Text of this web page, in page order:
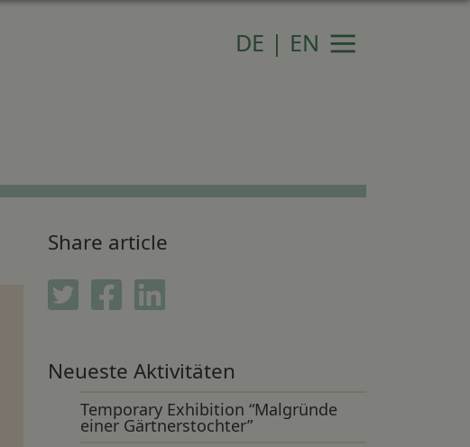
DE | EN
Share article
Twitter Facebook
Neueste Aktivitäten
Temporary Exhibition “Malgründe
einer Gärtnerstochter”